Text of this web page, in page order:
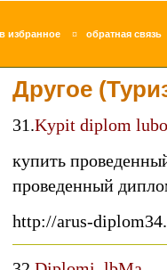
в избранное ¤ обратная связь
Другое
31.Kypit diplom
купить
проведенный
http://arus-